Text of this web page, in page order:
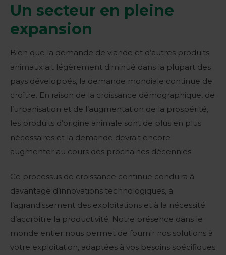
Un secteur en pleine
expansion
Bien que la demande de viande et d’autres produits
animaux ait légèrement diminué dans la plupart des
pays développés, la demande mondiale continue de
croître. En raison de la croissance démographique, de
l’urbanisation et de l’augmentation de la prospérité,
les produits d’origine animale sont de plus en plus
nécessaires et la demande devrait encore
augmenter au cours des prochaines décennies.
Ce processus de croissance continue conduira à
davantage d’innovations technologiques, à
l’agrandissement des exploitations et à la nécessité
d’accroître la productivité. Notre présence dans le
monde entier nous permet de fournir nos solutions à
votre exploitation, adaptées à vos besoins spécifiques